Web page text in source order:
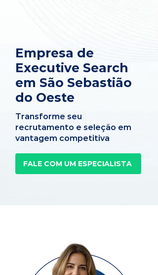
Empresa de
Executive Search
em São Sebastião
do Oeste
Transforme seu
recrutamento e seleção em
vantagem competitiva
FALE COM UM ESPECIALISTA